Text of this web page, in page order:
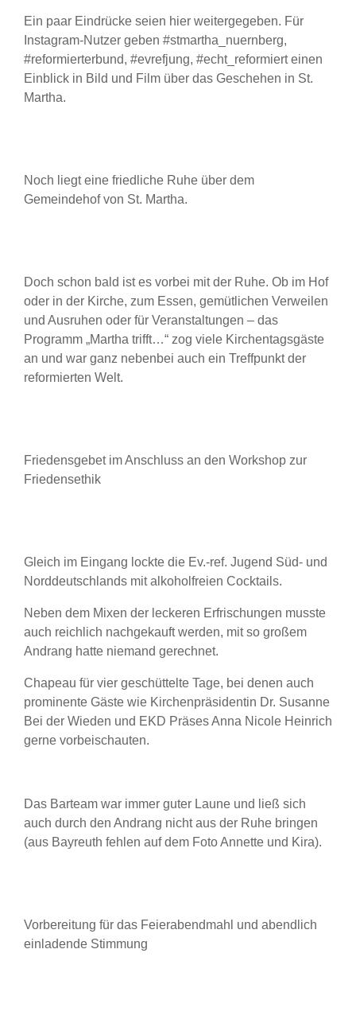
Ein paar Eindrücke seien hier weitergegeben. Für
Instagram-Nutzer geben #stmartha_nuernberg,
#reformierterbund, #evrefjung, #echt_reformiert einen
Einblick in Bild und Film über das Geschehen in St.
Martha.
Noch liegt eine friedliche Ruhe über dem
Gemeindehof von St. Martha.
Doch schon bald ist es vorbei mit der Ruhe. Ob im Hof
oder in der Kirche, zum Essen, gemütlichen Verweilen
und Ausruhen oder für Veranstaltungen – das
Programm „Martha trifft…“ zog viele Kirchentagsgäste
an und war ganz nebenbei auch ein Treffpunkt der
reformierten Welt.
Friedensgebet im Anschluss an den Workshop zur
Friedensethik
Gleich im Eingang lockte die Ev.-ref. Jugend Süd- und
Norddeutschlands mit alkoholfreien Cocktails.
Neben dem Mixen der leckeren Erfrischungen musste
auch reichlich nachgekauft werden, mit so großem
Andrang hatte niemand gerechnet.
Chapeau für vier geschüttelte Tage, bei denen auch
prominente Gäste wie Kirchenpräsidentin Dr. Susanne
Bei der Wieden und EKD Präses Anna Nicole Heinrich
gerne vorbeischauten.
Das Barteam war immer guter Laune und ließ sich
auch durch den Andrang nicht aus der Ruhe bringen
(aus Bayreuth fehlen auf dem Foto Annette und Kira).
Vorbereitung für das Feierabendmahl und abendlich
einladende Stimmung